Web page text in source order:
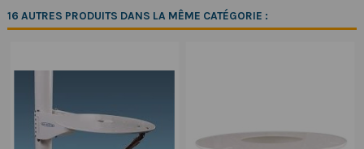
16 AUTRES PRODUITS DANS LA MÊME CATÉGORIE :